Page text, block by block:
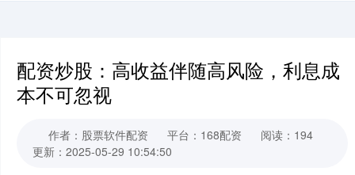
配资炒股：高收益伴随高风险，利息成
本不可忽视
作者：股票软件配资 平台：168配资
阅读：194
更新：2025-05-29 10:54:50